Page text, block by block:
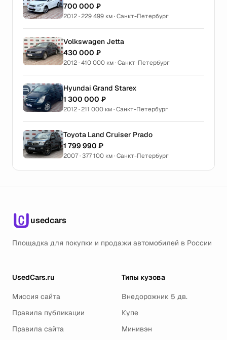
700 000 ₽
2012 · 229 499 км · Санкт-Петербург
Volkswagen Jetta
430 000 ₽
2012 · 410 000 км · Санкт-Петербург
Hyundai Grand Starex
1 300 000 ₽
2012 · 211 000 км · Санкт-Петербург
Toyota Land Cruiser Prado
1 799 990 ₽
2007 · 377 100 км · Санкт-Петербург
usedcars
Площадка для покупки и продажи автомобилей в России
UsedCars.ru
Миссия сайта
Правила публикации
Правила сайта
Типы кузова
Внедорожник 5 дв.
Купе
Минивэн